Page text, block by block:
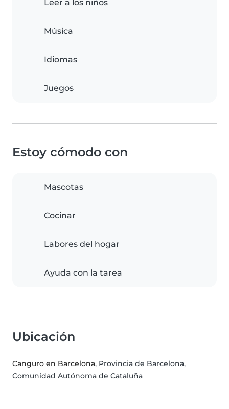
Leer a los niños
Música
Idiomas
Juegos
Estoy cómodo con
Mascotas
Cocinar
Labores del hogar
Ayuda con la tarea
Ubicación
Canguro en Barcelona, Provincia de Barcelona,
Comunidad Autónoma de Cataluña